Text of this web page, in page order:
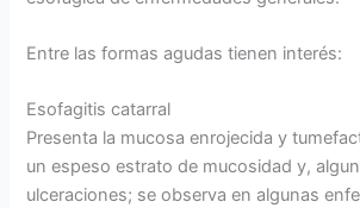
Entre las formas agudas tienen interés:
Esofagitis catarral
Presenta la mucosa enrojecida y
un espeso estrato de mucosidad y,
ulceraciones; se observa en algunas